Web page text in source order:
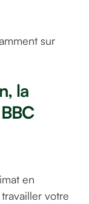
sur
la
en
votre